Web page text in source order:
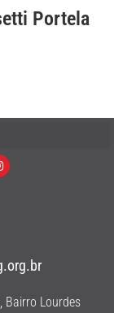
Portela
Bairro Lourdes